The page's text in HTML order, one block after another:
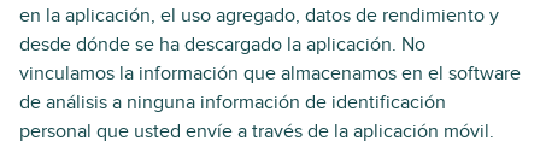
en la aplicación, el uso agregado, datos de rendimiento y
desde dónde se ha descargado la aplicación. No
vinculamos la información que almacenamos en el software
de análisis a ninguna información de identificación
personal que usted envíe a través de la aplicación móvil.